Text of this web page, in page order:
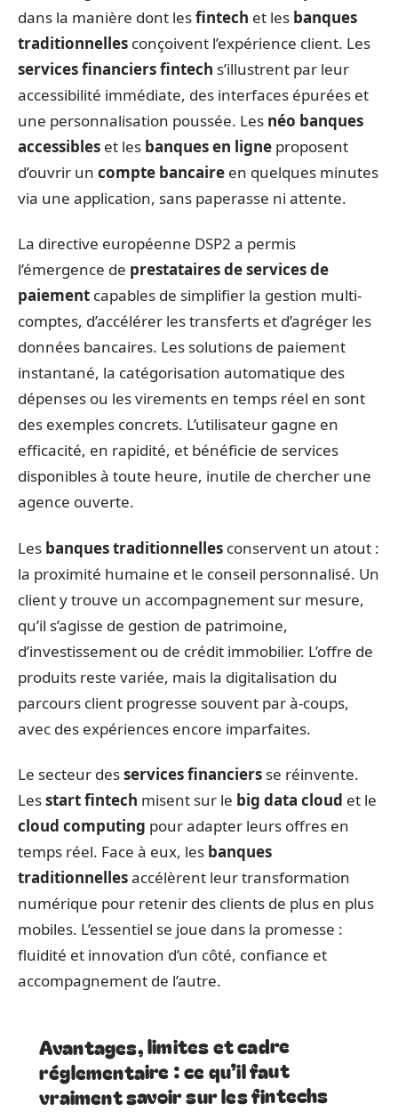
dans la manière dont lesfintech et les banques
traditionnelles conçoivent l’expérience client. Les
services financiers fintech s’illustrent par leur
accessibilité immédiate, des interfaces épurées et
une personnalisation poussée. Les néo banques
accessibles et les banques en ligne proposent
d’ouvrir un compte bancaire en quelques minutes
via une application, sans paperasse ni attente.
La directive européenne DSP2 a permis
l’émergence de prestataires de services de
paiement capables de simplifier la gestion multi-
comptes, d’accélérer les transferts et d’agréger les
données bancaires. Les solutions de paiement
instantané, la catégorisation automatique des
dépenses ou les virements en temps réel en sont
des exemples concrets. L’utilisateur gagne en
efficacité, en rapidité, et bénéficie de services
disponibles à toute heure, inutile de chercher une
agence ouverte.
Les banques traditionnelles conservent un atout :
la proximité humaine et le conseil personnalisé. Un
client y trouve un accompagnement sur mesure,
qu’il s’agisse de gestion de patrimoine,
d’investissement ou de crédit immobilier. L’offre de
produits reste variée, mais la digitalisation du
parcours client progresse souvent par à-coups,
avec des expériences encore imparfaites.
Le secteur desservices financiers se réinvente.
Lesstart fintech misent sur le big data cloud et le
cloud computing pour adapter leurs offres en
temps réel. Face à eux, les banques
traditionnellesaccélèrent leur transformation
numérique pour retenir des clients de plus en plus
mobiles. L’essentiel se joue dans la promesse :
fluidité et innovation d’un côté, confiance et
accompagnement de l’autre.
Avantages, limites et cadre
réglementaire : ce qu’il faut
vraiment savoir sur les fintechs